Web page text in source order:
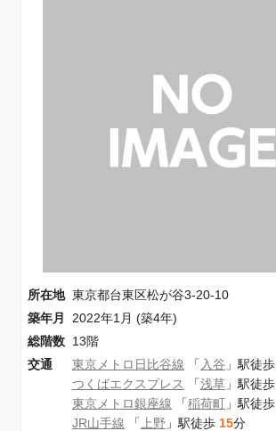
所在地 東京都台東区松が谷3-20-10
築年月
2022年1月 (築4年)
総階数 13階
交通
東京メトロ日比谷線 「 入谷 」駅徒歩
つくばエクスプレス
「浅草 」駅徒歩
東京メトロ銀座線 「稲荷町 」駅徒歩
JR山手線 「 上野 」駅徒歩 15分